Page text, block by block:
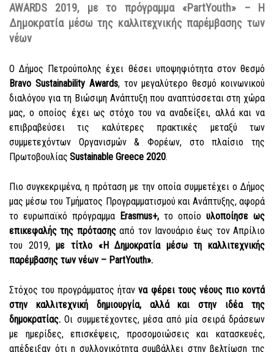
AWARDS 2019, με το πρόγραμμα«PartYouth» – Η
Δημοκρατία μέσω της καλλιτεχνικής παρέμβασης των
νέων
Ο Δήμος Πετρούπολης έχει θέσει υποψηφιότητα στον θεσμό
Bravo Sustainability Awards, τον μεγαλύτερο θεσμό κοινωνικού
διαλόγου για τη Βιώσιμη Ανάπτυξη που αναπτύσσεται στη χώρα
μας,ο οποίος έχει ως στόχο του να αναδείξει, αλλά και να
επιβραβεύσει τις καλύτερες πρακτικές μεταξύ των
συμμετεχόντων Οργανισμών & Φορέων, στο πλαίσιο της
Πρωτοβουλίας Sustainable Greece 2020.
Πιο συγκεκριμένα, η πρόταση με την οποία συμμετέχει ο Δήμος
μας μέσω του Τμήματος Προγραμματισμού και Ανάπτυξης, αφορά
το ευρωπαϊκό πρόγραμμα Erasmus+, το οποίο υλοποίησε ως
επικεφαλής της πρότασης από τον Ιανουάριο έως τον Απρίλιο
του 2019,με τίτλο «Η Δημοκρατία μέσω τη καλλιτεχνικής
παρέμβασης των νέων – PartYouth».
Στόχος του προγράμματος ήταννα φέρει τους νέους πιο κοντά
στην καλλιτεχνική δημιουργία, αλλάκαι στην ιδέα της
δημοκρατίας. Οι συμμετέχοντες, μέσα από μία σειρά δράσεων
με ημερίδες, επισκέψεις, προσομοιώσειςκαικατασκευές,
απέδειξαν ότι η συλλογικότητασυμβάλλει στηνβελτίωσητης